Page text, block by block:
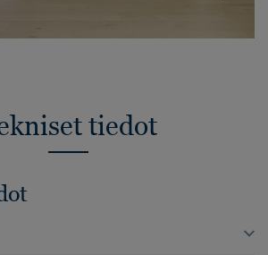
tiedot